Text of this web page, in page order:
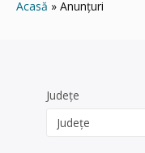
Acasă Anunțuri
Județe